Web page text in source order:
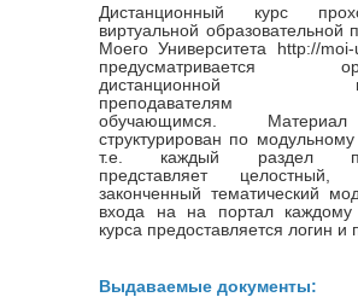
Дистанционный курс
виртуальной образовательной
Моего Университета http://
предусматривается
дистанционной
обучающимся.
структурирован по модульному
т.е. каждый раздел
представляет целостный,
законченный тематический
входа на на портал каждому
курса предоставляется логин и
Выдаваемые документы: